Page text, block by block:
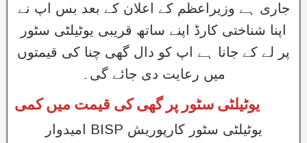
جاری ہے وزیراعظم کے اعلان کے بعد بس اپ نے
اپنا شناختی کارڈ اپنے ساتھ قریبی یوٹیلٹی سٹور
پر لے کے جانا ہے اپ کو دال گھی چنا کی قیمتوں
میں رعایت دی جائے گی۔
یوٹیلٹی سٹور پر گھی کی قیمت میں کمی
امیدوار BISP یوٹیلٹی سٹور کارپوریش